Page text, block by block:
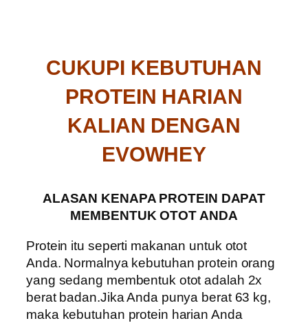
CUKUPI KEBUTUHAN
PROTEIN HARIAN
KALIAN DENGAN
EVOWHEY
ALASAN KENAPA PROTEIN DAPAT
MEMBENTUK OTOT ANDA
Protein itu seperti makanan untuk otot
Anda. Normalnya kebutuhan protein orang
yang sedang membentuk otot adalah 2x
berat badan.Jika Anda punya berat 63 kg,
maka kebutuhan protein harian Anda